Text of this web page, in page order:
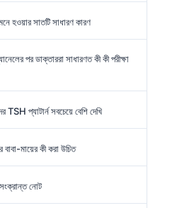
হওয়ার সাতটি সাধারণ কারণ
পর ডাক্তাররা সাধারণত কী কী পরীক্ষা
TSH প্যাটার্ন সবচেয়ে বেশি দেখি
মায়ের কী করা উচিত
নোট